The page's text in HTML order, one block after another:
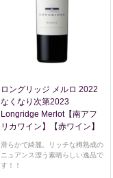
ロングリッジ メルロ 2022
なくなり次第2023
Longridge Merlot【南アフ
リカワイン】【赤ワイン】
滑らかで綺麗。リッチな樽熟成の
ニュアンス漂う素晴らしい逸品で
す！！